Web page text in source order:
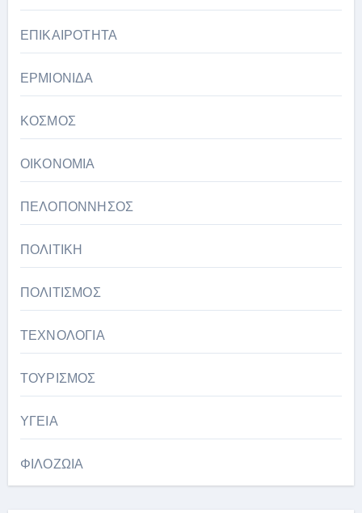
ΕΠΙΚΑΙΡΟΤΗΤΑ
ΕΡΜΙΟΝΙΔΑ
ΚΟΣΜΟΣ
ΟΙΚΟΝΟΜΙΑ
ΠΕΛΟΠΟΝΝΗΣΟΣ
ΠΟΛΙΤΙΚΗ
ΠΟΛΙΤΙΣΜΟΣ
ΤΕΧΝΟΛΟΓΙΑ
ΤΟΥΡΙΣΜΟΣ
ΥΓΕΙΑ
ΦΙΛΟΖΩΙΑ